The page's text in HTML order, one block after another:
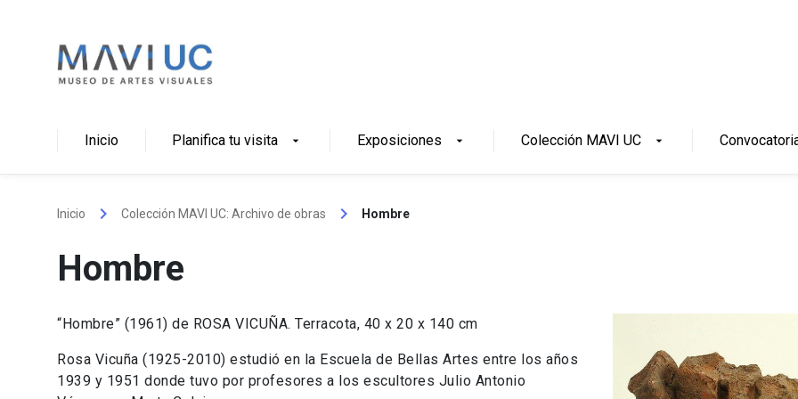
Inicio Planifica tu visita arrow_drop_down Exposiciones arrow_drop_down Colección MAVI UC arrow_drop_down
Inicio keyboard_arrow_right Colección MAVI UC: Archivo de obras keyboard_arrow_right Hombre
Hombre
“Hombre” (1961) de ROSA VICUÑA. Terracota, 40 x 20 x 140 cm
Rosa Vicuña (1925-2010) estudió en la Escuela de Bellas Artes entre los años
1939 y 1951 donde tuvo por profesores a los escultores Julio Antonio